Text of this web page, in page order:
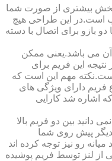
بخش بیشتری از صورت شما
است.در این طراحی هیچ
بازو برای اتصال با دسته
می باشد.یعنی ممکن
این فریم برای
مهم این است که
فریم دارای ویژگی های
اشاره شد کارایی
دانید بین دو فریم بالا
دیگر پیش روی شما
رو نیز توجه کرده اند
از لنز توسط فریم پوشیده